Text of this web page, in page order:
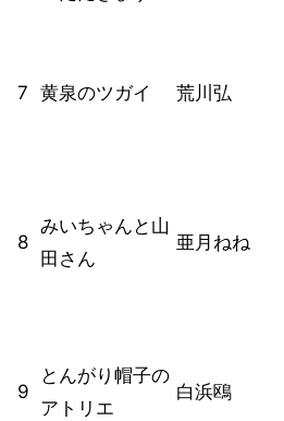
7 黄泉のツガイ 荒川弘
8
みいちゃんと山
田さん
亜月ねね
9
とんがり帽子の
アトリエ
白浜鴎